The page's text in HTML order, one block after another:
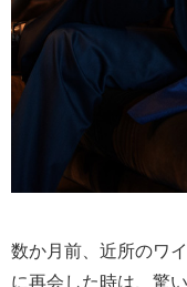
数か月前、近所のワ
に再会した時は、驚い